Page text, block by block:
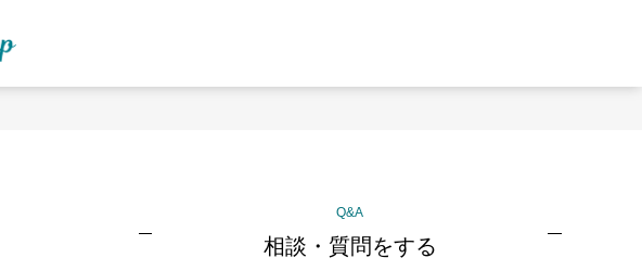
の
Q&A
相談・質問をする